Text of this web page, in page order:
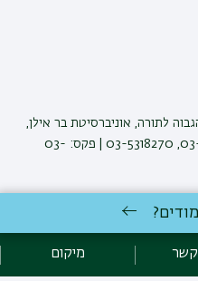
לתורה, אוניברסיטת בר אילן,
רמת גן 5290002 | טלפון: 03-5318608, 03-5318270 | פקס: 03-
קשר מיקום